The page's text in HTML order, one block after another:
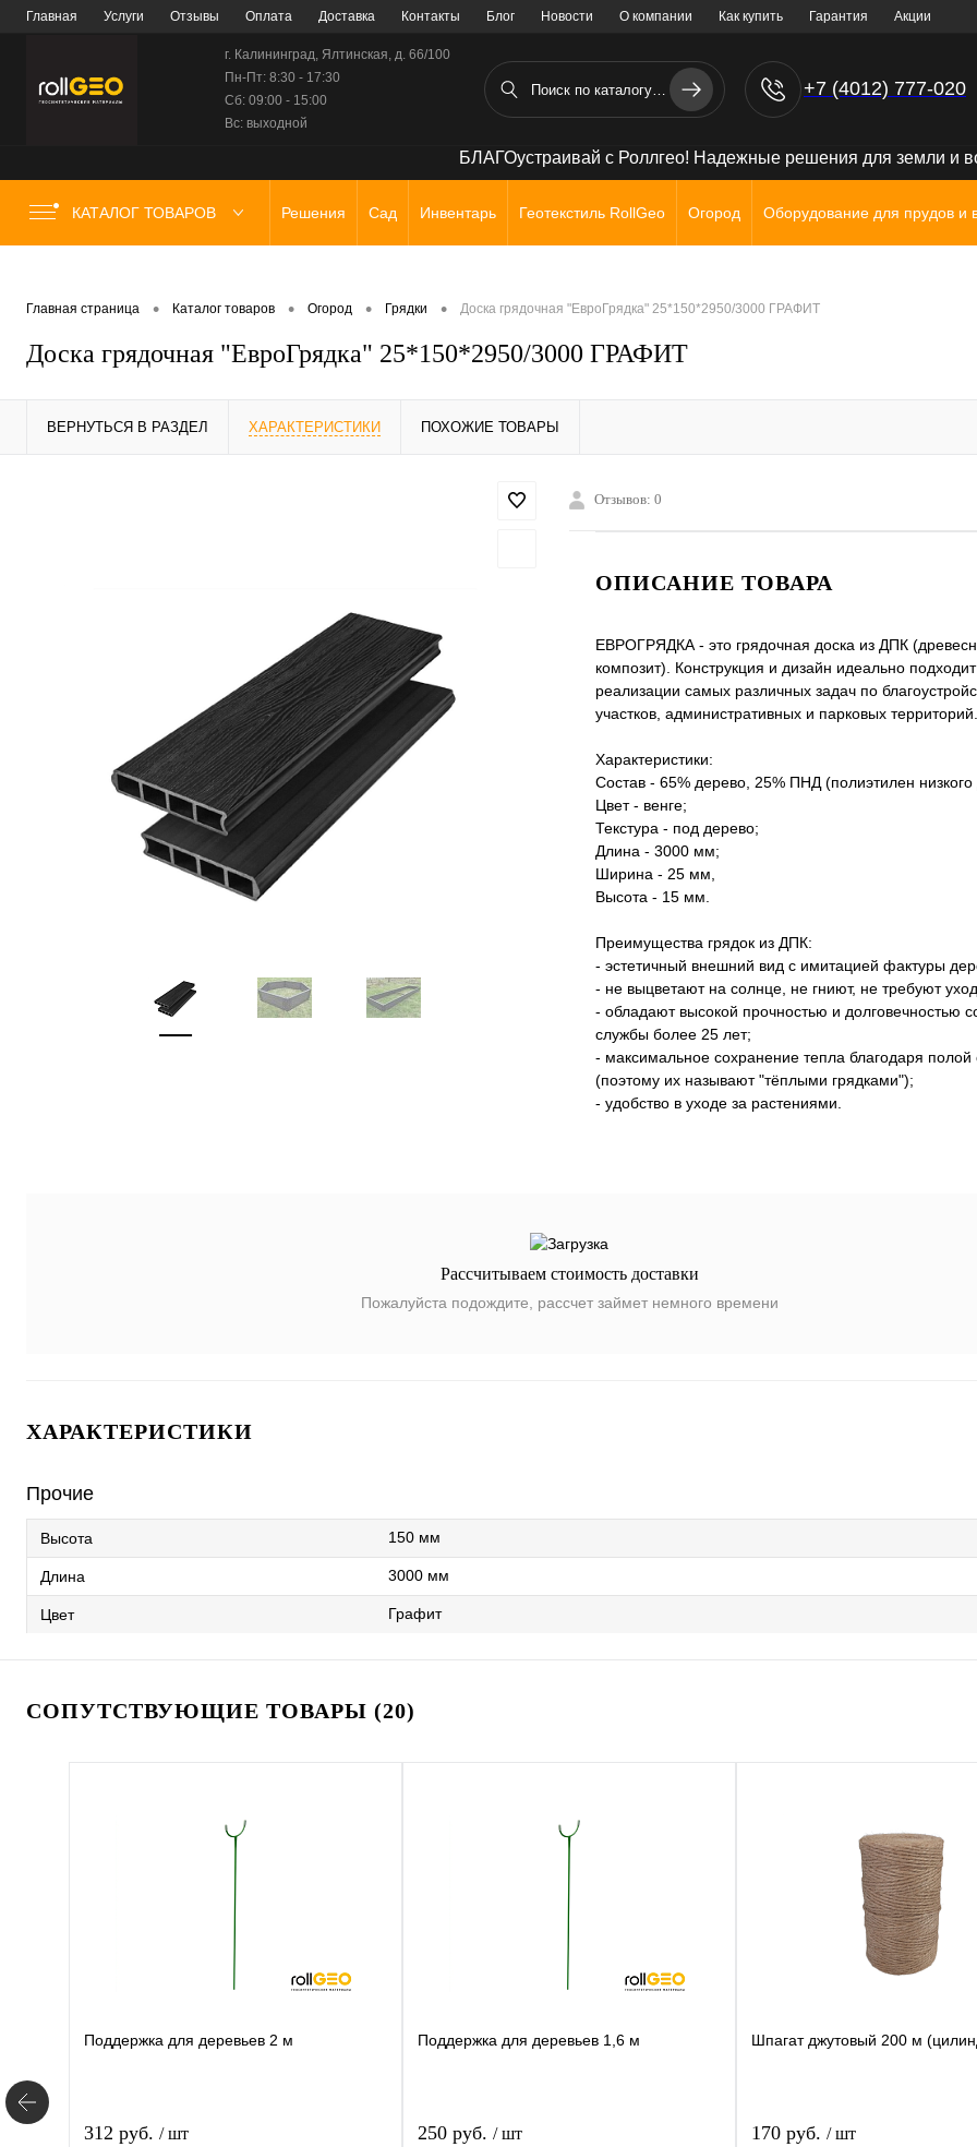
Главная Услуги Отзывы Оплата Доставка Контакты Блог Новости О компании Как купить Гарантия Акции
г. Калининград, Ялтинская, д. 66/100
Пн-Пт: 8:30 - 17:30
Сб: 09:00 - 15:00
Вс: выходной
+7 (4012) 777-020
БЛАГОустраивай с Роллгео! Надежные решения для земли и
КАТАЛОГ ТОВАРОВ Решения Сад Инвентарь Геотекстиль RollGeo Огород Оборудование для прудов и
Главная страница • Каталог товаров • Огород • Грядки • Доска грядочная "ЕвроГрядка" 25*150*2950/3000 ГРАФИТ
Доска грядочная "ЕвроГрядка" 25*150*2950/3000 ГРАФИТ
ВЕРНУТЬСЯ В РАЗДЕЛ ХАРАКТЕРИСТИКИ ПОХОЖИЕ ТОВАРЫ
Отзывов: 0
ОПИСАНИЕ ТОВАРА
ЕВРОГРЯДКА - это грядочная доска из ДПК
композит). Конструкция и дизайн идеально
реализации самых различных задач по
участков, административных и парковых территорий.
Характеристики:
Состав - 65% дерево, 25% ПНД (полиэтилен
Цвет - венге;
Текстура - под дерево;
Длина - 3000 мм;
Ширина - 25 мм,
Высота - 15 мм.
Преимущества грядок из ДПК:
- эстетичный внешний вид с имитацией фактуры
- не выцветают на солнце, не гниют, не требуют
- обладают высокой прочностью и долговечностью
службы более 25 лет;
- максимальное сохранение тепла благодаря полой
(поэтому их называют "тёплыми грядками");
- удобство в уходе за растениями.
Рассчитываем стоимость доставки
Пожалуйста подождите, рассчет займет немного времени
ХАРАКТЕРИСТИКИ
Прочие
Высота 150 мм
Длина 3000 мм
Цвет Графит
СОПУТСТВУЮЩИЕ ТОВАРЫ (20)
Поддержка для деревьев 2 м
312 руб. / шт
Поддержка для деревьев 1,6 м
250 руб. / шт
Шпагат джутовый 200 м
170 руб. / шт